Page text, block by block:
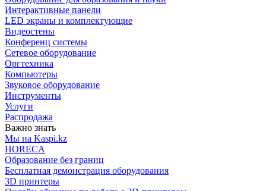
Интерактивные панели
LED экраны и комплектующие
Видеостены
Конференц системы
Сетевое оборудование
Оргтехника
Компьютеры
Звуковое оборудование
Инструменты
Услуги
Распродажа
Важно знать
Мы на Kaspi.kz
HORECA
Образование без границ
Бесплатная демонстрация оборудования
3D принтеры